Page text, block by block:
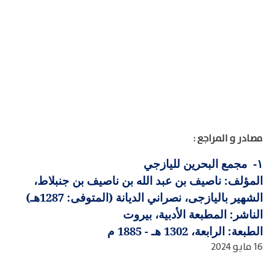
مصادر و المراجع :
١-
مجمع البحرين لليازجي
المؤلف: ناصيف بن عبد الله بن ناصيف بن جنبلاط،
الشهير باليازجى، نصراني الديانة (المتوفى: 1287هـ)
الناشر: المطبعة الأدبية، بيروت
الطبعة: الرابعة، 1302 هـ - 1885 م
16 مايو 2024